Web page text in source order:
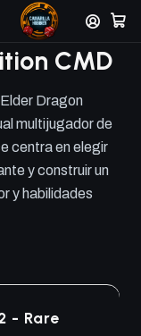
por Whatsapp
CMD
Dragon
multijugador de
centra en elegir
y construir un
y habilidades
- Rare